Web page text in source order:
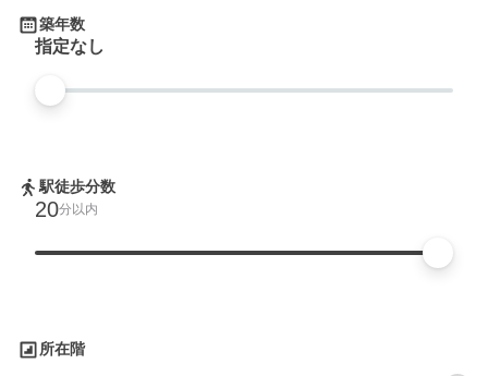
築年数
指定なし
駅徒歩分数
20分以内
所在階